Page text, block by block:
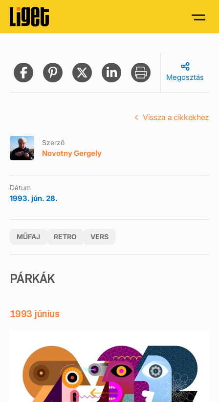
Megosztás
Szerző
Novotny Gergely
Dátum
1993. jún. 28.
MŰFAJ RETRO VERS
Vissza a cikkekhez
PÁRKÁK
1993 június